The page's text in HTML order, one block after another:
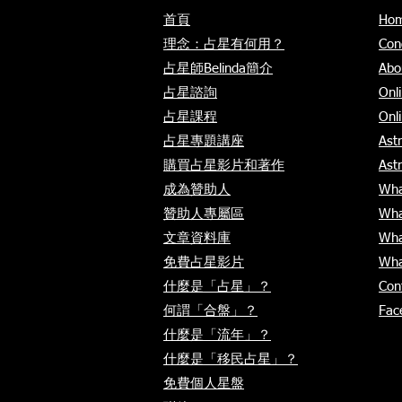
首頁
理念：占星有何用？
占星師Belinda簡介
占星諮詢
占星課程
占星專題講座
購買占星影片和著作
成為贊助人
贊助人專屬區
文章資料庫
免費占星影片
什麼是「占星」？
何謂「合盤」？
​什麼是「流年」？
​什麼是「移民占星」？
免費個人星盤